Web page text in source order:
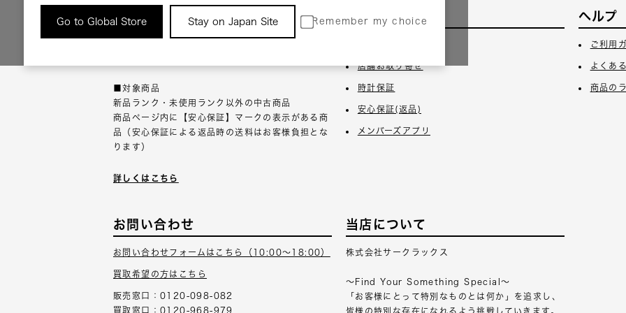
Go to Global Store Stay on Japan Site Remember my choice
返品について
■対象商品
新品ランク・未使用ランク以外の中古商品
商品ページ内に【安心保証】マークの表示がある商
品（安心保証による返品時の送料はお客様負担とな
ります）
詳しくはこちら
サービス
店舗お取り寄せ
時計保証
安心保証(返品)
メンバーズアプリ
ヘルプ
ご利用
よくあ
商品の
お問い合わせ
お問い合わせフォームはこちら（10:00～18:00）
買取希望の方はこちら
販売窓口：0120-098-082
買取窓口：0120-968-979
当店について
株式会社サークラックス
～Find Your Something Special～
「お客様にとって特別なものとは何か」を追求し、
皆様の特別な存在になれるよう挑戦していきます。